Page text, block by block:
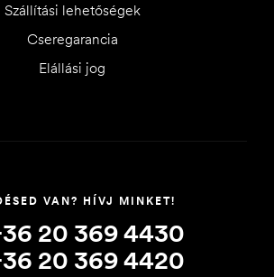
Szállítási lehetőségek
Cseregarancia
Elállási jog
VAN? HÍVJ MINKET!
20 369 4430
20 369 4420